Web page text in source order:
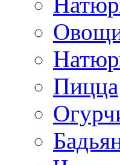
Пицца